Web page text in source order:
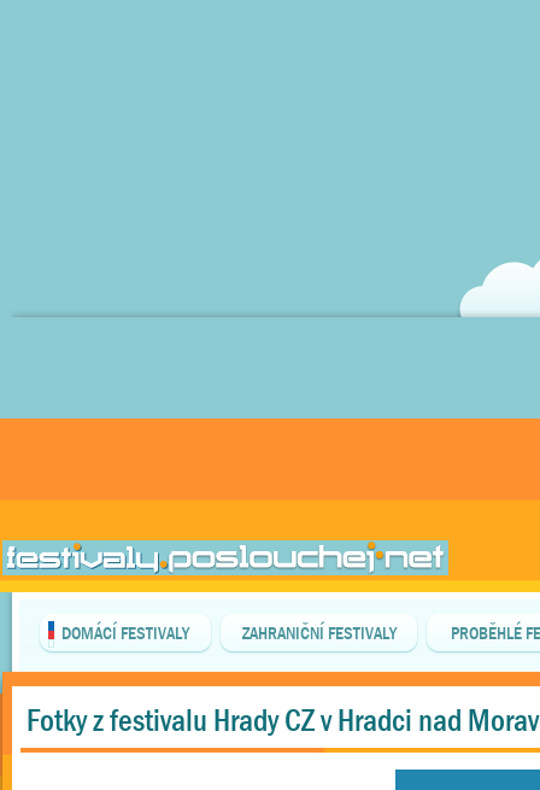
DOMÁCÍ FESTIVALY ZAHRANIČNÍ FESTIVALY PROBĚHLÉ
Fotky z festivalu Hrady CZ v Hradci nad